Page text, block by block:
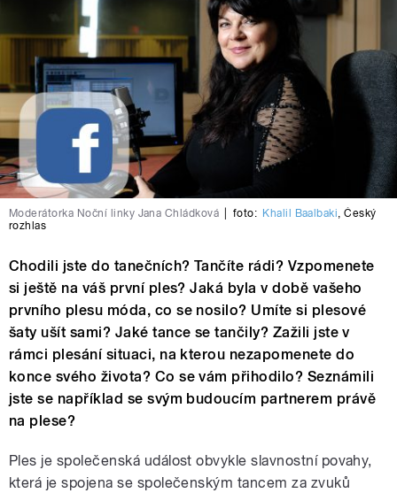
Moderátorka Noční linky Jana Chládková foto: Khalil Baalbaki,Český
rozhlas
Chodili jste do tanečních? Tančíte rádi? Vzpomenete
si ještě na váš první ples? Jaká byla v době vašeho
prvního plesu móda, co se nosilo? Umíte si plesové
šaty ušít sami? Jaké tance se tančily? Zažili jste v
rámci plesání situaci, na kterou nezapomenete do
konce svého života? Co se vám přihodilo? Seznámili
jste se například se svým budoucím partnerem právě
na plese?
Ples je společenská událost obvykle slavnostní povahy,
která je spojena se společenským tancem za zvuků